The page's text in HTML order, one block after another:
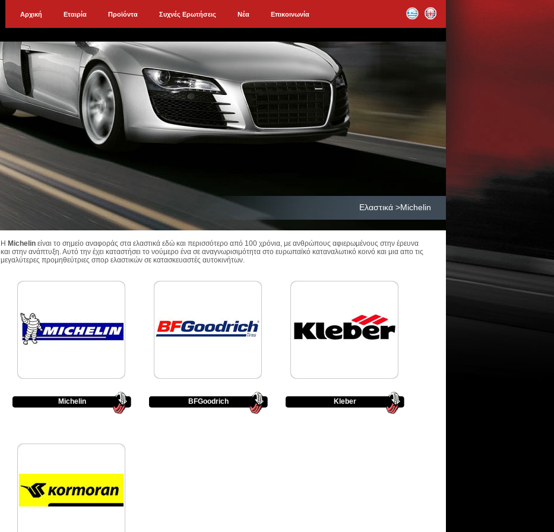
Αρχική Εταιρία Προϊόντα Συχνές Ερωτήσεις Νέα Επικοινωνία
Ελαστικά >Michelin
Η Michelin είναι το σημείο αναφοράς στα ελαστικά εδώ και περισσότερο από 100 χρόνια, με ανθρώπους αφιερωμένους στην έρευνα
και στην ανάπτυξη. Αυτό την έχει καταστήσει το νούμερο ένα σε αναγνωρισιμότητα στο ευρωπαϊκό καταναλωτικό κοινό και μια απο τις
μεγαλύτερες προμηθεύτριες σπορ ελαστικών σε κατασκευαστές αυτοκινήτων.
Michelin BFGoodrich Kleber